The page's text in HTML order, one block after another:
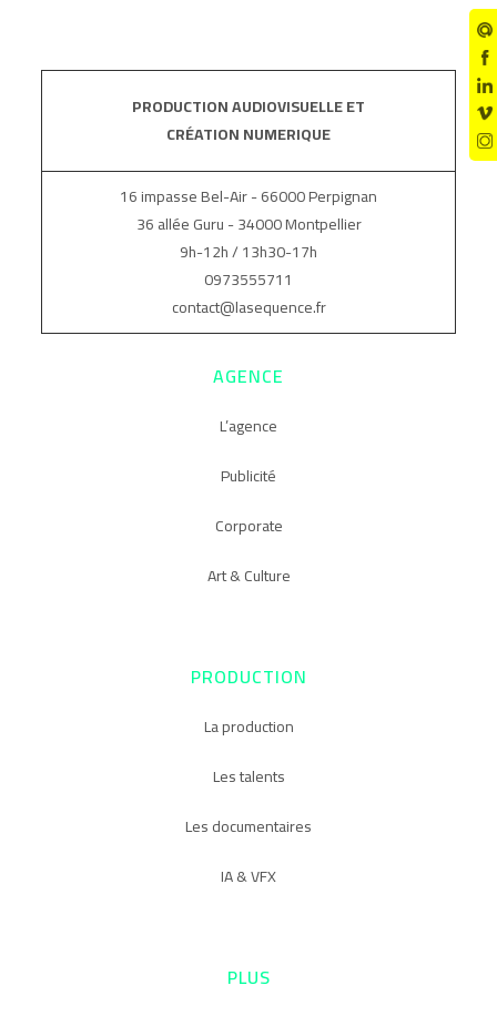
PRODUCTION AUDIOVISUELLE ET
CRÉATION NUMERIQUE
16 impasse Bel-Air - 66000 Perpignan
36 allée Guru - 34000 Montpellier
9h-12h / 13h30-17h
0973555711
contact@lasequence.fr
AGENCE
L’agence
Publicité
Corporate
Art & Culture
PRODUCTION
La production
Les talents
Les documentaires
IA & VFX
PLUS